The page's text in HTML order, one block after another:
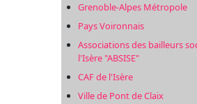
Grenoble-Alpes Métropole
Pays Voironnais
Associations des bailleurs
l'Isère "ABSISE"
CAF de l'Isère
Ville de Pont de Claix